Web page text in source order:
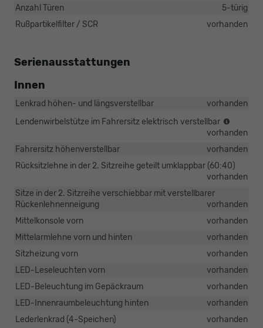
Anzahl Türen
5-türig
Rußpartikelfilter / SCR
vorhanden
Serienausstattungen
Innen
Lenkrad höhen- und längsverstellbar
vorhanden
Lendenwirbelstütze im Fahrersitz elektrisch verstellbar
zwei
vorhanden
Fahrersitz höhenverstellbar
vorhanden
Rücksitzlehne in der 2. Sitzreihe geteilt umklappbar (60:40)
vorhanden
Sitze in der 2. Sitzreihe verschiebbar mit verstellbarer
Rückenlehnenneigung
vorhanden
Mittelkonsole vorn
vorhanden
Mittelarmlehne vorn und hinten
vorhanden
Sitzheizung vorn
vorhanden
LED-Leseleuchten vorn
vorhanden
LED-Beleuchtung im Gepäckraum
vorhanden
LED-Innenraumbeleuchtung hinten
vorhanden
Lederlenkrad (4-Speichen)
vorhanden